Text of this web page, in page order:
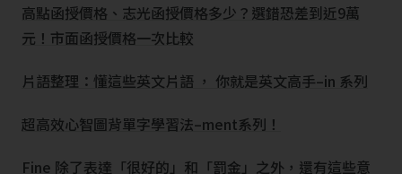
高點函授價格、志光函授價格多少？選錯恐差到近9萬
元！市面函授價格一次比較
片語整理：懂這些英文片語 ， 你就是英文高手–in 系列
超高效心智圖背單字學習法–ment系列！
Fine 除了表達「很好的」和「罰金」之外，還有這些意